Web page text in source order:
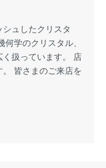
ュしたクリスタ
学のクリスタル、
扱っています。 店
皆さまのご来店を